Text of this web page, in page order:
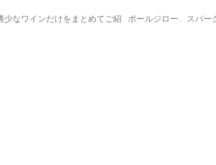
少なワインだけをまとめてご紹
ポールジロー スパー